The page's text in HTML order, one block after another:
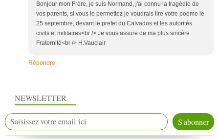
Bonjour mon Frère, je suis Normand, j'ai connu la tragédie de
vos parents, si vous le permettez je voudrais lire votre poème le
25 septembre, devant le prefet du Calvados et les autorités
civils et militaires<br /> Je vous assure de ma plus sincère
Fraternité<br /> H.Vauclair
Répondre
NEWSLETTER